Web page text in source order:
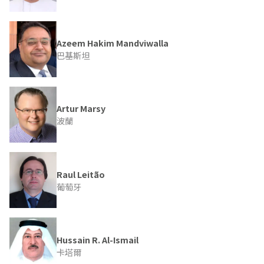
Azeem Hakim Mandviwalla
巴基斯坦
Artur Marsy
波蘭
Raul Leitão
葡萄牙
Hussain R. Al-Ismail
卡塔爾